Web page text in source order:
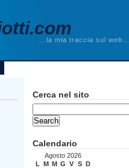
…la mia traccia sul web….
Cerca nel sito
Calendario
Agosto 2026
L M M G V S D